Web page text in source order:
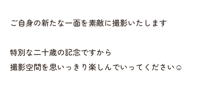
ご自身の新たな一面を素敵に撮影いたします
特別な二十歳の記念ですから
撮影空間を思いっきり楽しんでいってください☺️